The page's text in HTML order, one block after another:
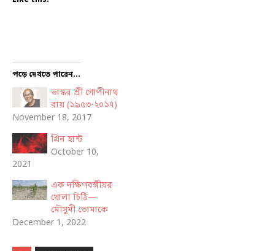
পড়ে দেখতে পারেন...
ভাস্কর শ্রী গোপীনাথ
রায় (১৯৫৩-২০১৭)
November 18, 2017
গ্রিন হান্ট
October 10,
2021
এক দক্ষিণবঙ্গীয়র
খোলা চিঠি—
মৌসুমী তোমাকে
December 1, 2022